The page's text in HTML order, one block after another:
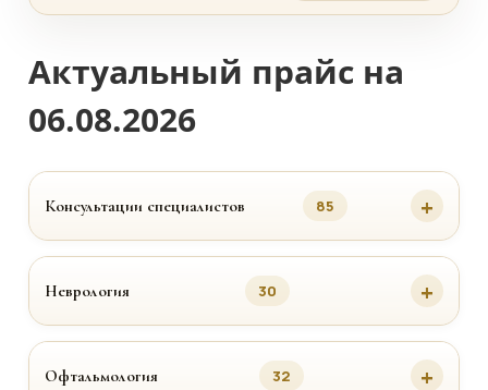
Актуальный прайс на
06.08.2026
Консультации специалистов 85
Неврология 30
Офтальмология 32